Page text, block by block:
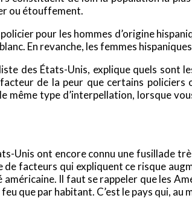
ou étouffement.
pour les hommes d’origine
En revanche, les femmes
des États-Unis, explique quels
de la peur que certains
même type d’interpellation, lorsque
Unis ont encore connu une fusillade
de facteurs qui expliquent ce risque
américaine. Il faut se rappeler que les
que par habitant. C’est le pays qui, au